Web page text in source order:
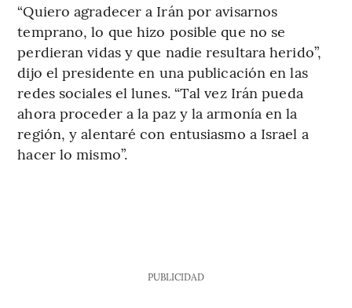
“Quiero agradecer a Irán por avisarnos
temprano, lo que hizo posible que no se
perdieran vidas y que nadie resultara herido”,
dijo el presidente en una publicación en las
redes sociales el lunes. “Tal vez Irán pueda
ahora proceder a la paz y la armonía en la
región, y alentaré con entusiasmo a Israel a
hacer lo mismo”.
PUBLICIDAD